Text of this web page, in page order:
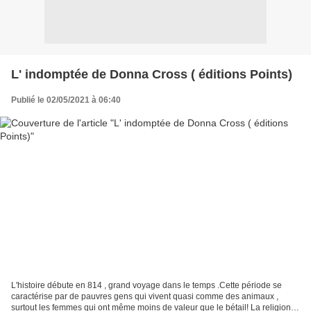
L' indomptée de Donna Cross ( éditions Points)
Publié le 02/05/2021 à 06:40
L'histoire débute en 814 , grand voyage dans le temps .Cette période se
caractérise par de pauvres gens qui vivent quasi comme des animaux ,
surtout les femmes qui ont même moins de valeur que le bétail! La religion